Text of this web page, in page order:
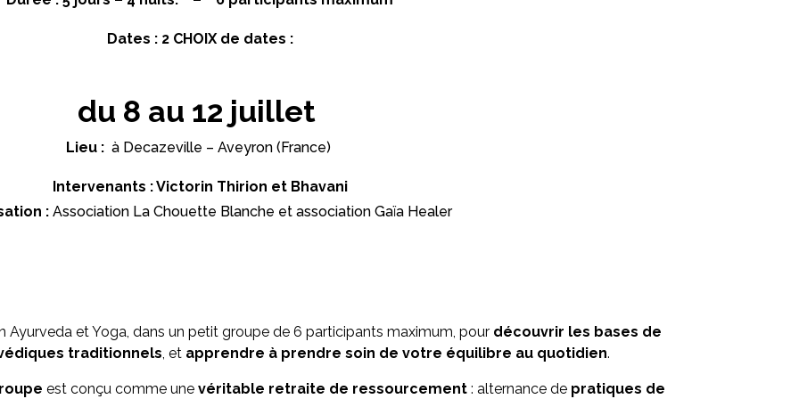
Dates : 2 CHOIX de dates :
du 8 au 12 juillet
Lieu : à Decazeville – Aveyron (France)
Intervenants : Victorin Thirion et Bhavani
: Association La Chouette Blanche et association Gaïa Healer
Ayurveda et Yoga, dans un petit groupe de 6 participants maximum, pour découvrir les bases de
traditionnels, et apprendre à prendre soin de votre équilibre au quotidien.
est conçu comme unevéritable retraite de ressourcement : alternance de pratiques de